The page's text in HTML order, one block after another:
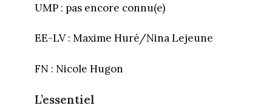
UMP : pas encore connu(e)
EE-LV : Maxime Huré/Nina Lejeune
FN : Nicole Hugon
L’essentiel